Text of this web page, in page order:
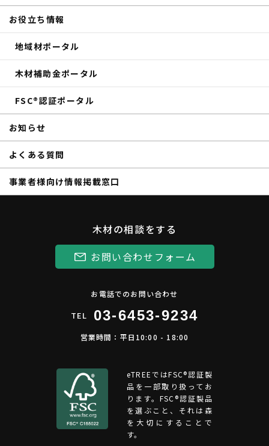
補助金
商品紹介
eTREE TALK
森の未来会議
その他のイベントレポート
お役立ち情報
地域材ポータル
木材補助金ポータル
FSC®認証ポータル
お知らせ
よくある質問
事業者様向け情報掲載窓口
木材の相談をする
お問い合わせフォーム
お電話でのお問い合わせ
TEL 03-6453-9234
営業時間：平日10:00 - 18:00
eTREEではFSC®︎認証製
品を一部取り扱ってお
ります。FSC®認証製品
を選ぶこと、それは森
を大切にすることで
す。